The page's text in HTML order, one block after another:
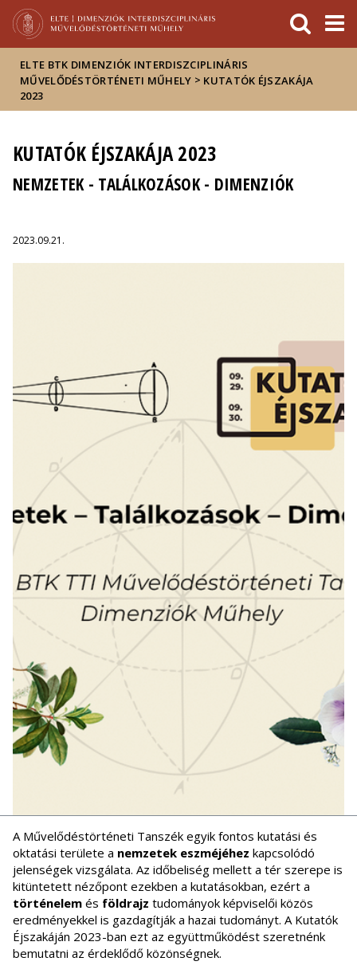
Hírek
Események
ELTE a
sajtóban
ELTE BTK DIMENZIÓK INTERDISZCIPLINÁRIS
MŰVELŐDÉSTÖRTÉNETI MŰHELY > KUTATÓK ÉJSZAKÁJA
2023
KUTATÓK ÉJSZAKÁJA 2023
NEMZETEK - TALÁLKOZÁSOK - DIMENZIÓK
2023.09.21.
A Művelődéstörténeti Tanszék egyik fontos kutatási és
oktatási területe a nemzetek eszméjéhez kapcsolódó
jelenségek vizsgálata. Az időbeliség mellett a tér szerepe is
kitüntetett nézőpont ezekben a kutatásokban, ezért a
történelem és földrajz tudományok képviselői közös
eredményekkel is gazdagítják a hazai tudományt. A Kutatók
Éjszakáján 2023-ban ezt az együttműködést szeretnénk
bemutatni az érdeklődő közönségnek.